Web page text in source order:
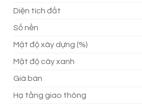
Diện tích đất
Số nền
Mật độ xây dựng (%)
Mật độ cây xanh
Giá bán
Hạ tầng giao thông